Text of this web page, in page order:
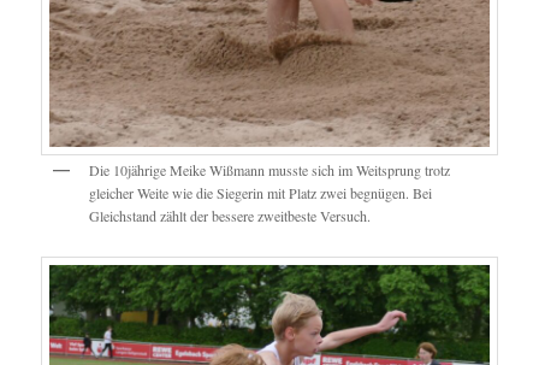
Die 10jährige Meike Wißmann musste sich im Weitsprung trotz
gleicher Weite wie die Siegerin mit Platz zwei begnügen. Bei
Gleichstand zählt der bessere zweitbeste Versuch.